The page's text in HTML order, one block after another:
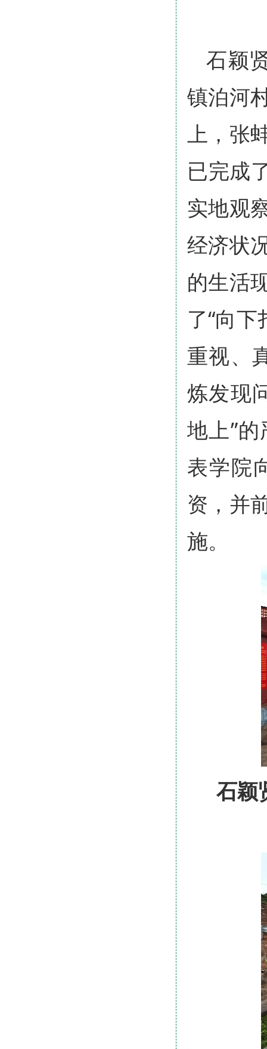
石颖
镇泊河
上，张
已完成
实地观
经济状
的生活
了“向
重视、
炼发现
地上”
表学院
资，并
施。
石颖